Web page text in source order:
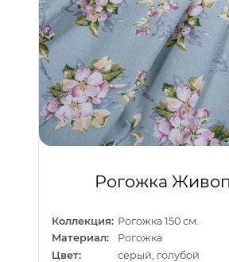
Рогожка
Коллекция: Рогожка 150 см.
Материал:
Рогожка
Цвет:
серый, голубой